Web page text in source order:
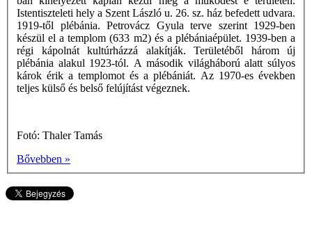
Istentiszteleti hely a Szent László u. 26. sz. ház befedett udvara.
1919-től plébánia. Petrovácz Gyula terve szerint 1929-ben
készül el a templom (633 m2) és a plébániaépület. 1939-ben a
régi kápolnát kultúrházzá alakítják. Területéből három új
plébánia alakul 1923-tól. A második világháború alatt súlyos
károk érik a templomot és a plébániát. Az 1970-es években
teljes külső és belső felújítást végeznek.
Fotó: Thaler Tamás
Bővebben »